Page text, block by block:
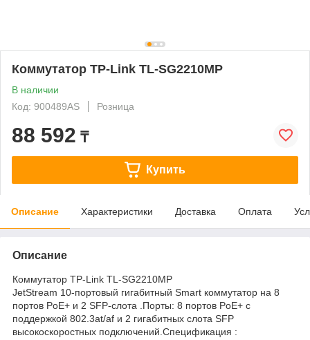
Коммутатор TP-Link TL-SG2210MP
В наличии
Код: 900489AS
Розница
88 592 ₸
Купить
Описание Характеристики Доставка Оплата
Описание
Коммутатор TP-Link TL-SG2210MP
JetStream 10-портовый гигабитный Smart коммутатор на 8
портов PoE+ и 2 SFP-слота .Порты: 8 портов PoE+ с
поддержкой 802.3at/af и 2 гигабитных слота SFP
высокоскоростных подключений.Спецификация :